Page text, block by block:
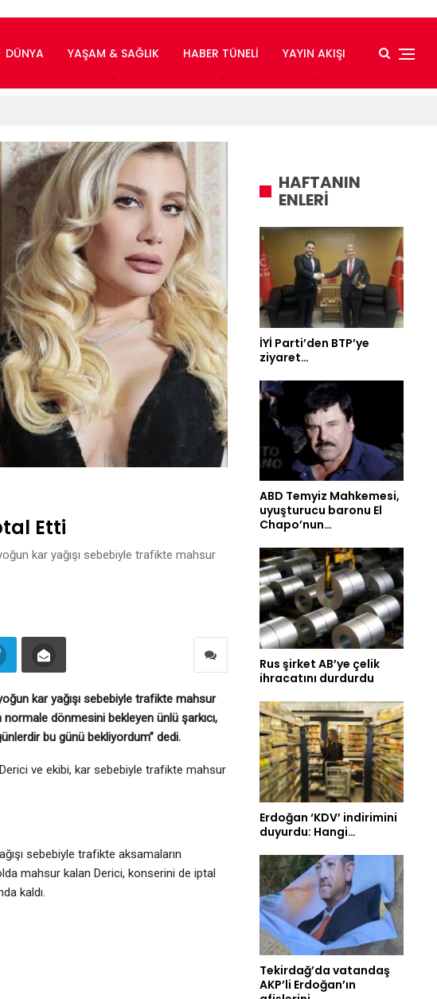
DÜNYA YAŞAM & SAĞLIK HABER TÜNELI YAYIN AKIŞI
Etti
kar yağışı sebebiyle trafikte mahsur
kar yağışı sebebiyle trafikte mahsur
dönmesini bekleyen ünlü şarkıcı,
bu günü bekliyordum” dedi.
ve ekibi, kar sebebiyle trafikte mahsur
sebebiyle trafikte aksamaların
mahsur kalan Derici, konserini de iptal
kaldı.
HAFTANIN
ENLERİ
İYİ Parti’den BTP’ye
ziyaret…
ABD Temyiz Mahkemesi,
uyuşturucu baronu El
Chapo’nun…
Rus şirket AB’ye çelik
ihracatını durdurdu
Erdoğan ‘KDV’ indirimini
duyurdu: Hangi…
Tekirdağ’da vatandaş
AKP’li Erdoğan’ın